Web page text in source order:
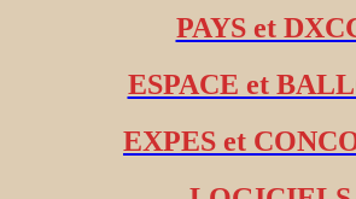
PAYS et
ESPACE et
EXPES et